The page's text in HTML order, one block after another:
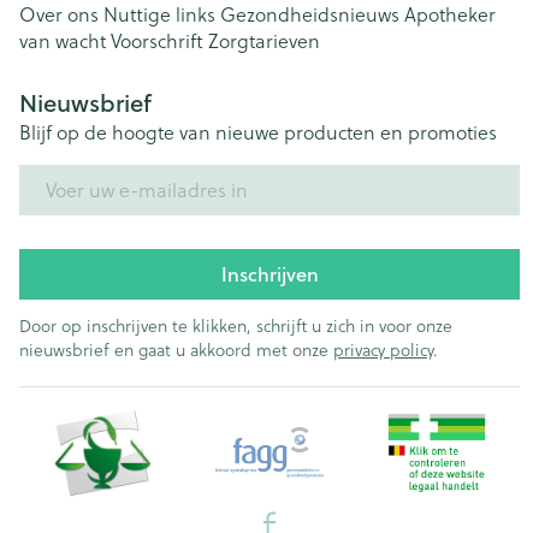
Over ons Nuttige links Gezondheidsnieuws Apotheker
van wachtVoorschriftZorgtarieven
Nieuwsbrief
Blijf op de hoogte van nieuwe producten en promoties
Inschrijven
Door op inschrijven te klikken, schrijft u zich in voor onze
nieuwsbrief en gaat u akkoord met onze privacy policy.